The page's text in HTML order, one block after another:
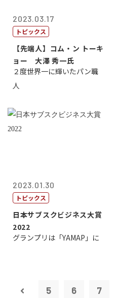
2023.03.17
トピックス
【先端人】コム・ン トーキ
ョー 大澤 秀一氏
２度世界一に輝いたパン職
人
2023.01.30
トピックス
日本サブスクビジネス大賞
2022
グランプリは「YAMAP」に
5 6 7